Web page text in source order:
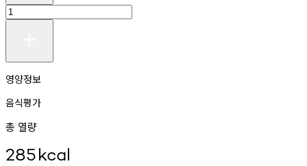
영양정보
음식평가
총 열량
285kcal